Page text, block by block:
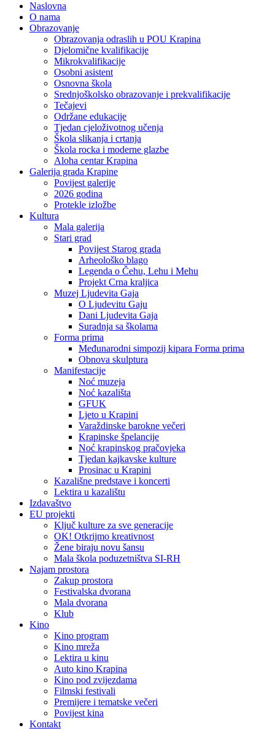
Naslovna
O nama
Obrazovanje
Obrazovanja odraslih u POU Krapina
Djelomične kvalifikacije
Mikrokvalifikacije
Osobni asistent
Osnovna škola
Srednjoškolsko obrazovanje i prekvalifikacije
Tečajevi
Održane edukacije
Tjedan cjeloživotnog učenja
Škola slikanja i crtanja
Škola rocka i moderne glazbe
Aloha centar Krapina
Galerija grada Krapine
Povijest galerije
2026 godina
Protekle izložbe
Kultura
Mala galerija
Stari grad
Povijest Starog grada
Arheološko blago
Legenda o Čehu, Lehu i Mehu
Projekt Crna kraljica
Muzej Ljudevita Gaja
O Ljudevitu Gaju
Dani Ljudevita Gaja
Suradnja sa školama
Forma prima
Međunarodni simpozij kipara Forma prima
Obnova skulptura
Manifestacije
Noć muzeja
Noć kazališta
GFUK
Ljeto u Krapini
Varaždinske barokne večeri
Krapinske špelancije
Noć krapinskog pračovjeka
Tjedan kajkavske kulture
Prosinac u Krapini
Kazališne predstave i koncerti
Lektira u kazalištu
Izdavaštvo
EU projekti
Ključ kulture za sve generacije
OK! Otkrijmo kreativnost
Žene biraju novu šansu
Mala škola poduzetništva SI-RH
Najam prostora
Zakup prostora
Festivalska dvorana
Mala dvorana
Klub
Kino
Kino program
Kino mreža
Lektira u kinu
Auto kino Krapina
Kino pod zvijezdama
Filmski festivali
Premijere i tematske večeri
Povijest kina
Kontakt